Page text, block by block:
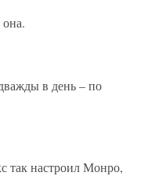
в день – по
так настроил Монро,